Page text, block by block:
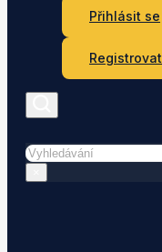
Přihlásit se
Registrovat
Hledat